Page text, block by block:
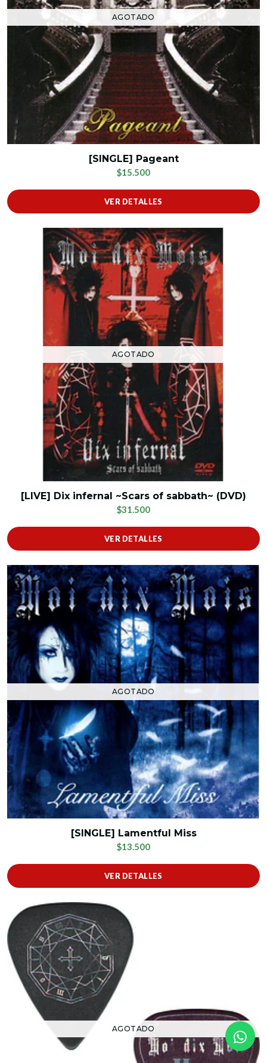
AGOTADO
[SINGLE] Pageant
$15.500
VER DETALLES
AGOTADO
[LIVE] Dix infernal ~Scars of sabbath~ (DVD)
$31.500
VER DETALLES
AGOTADO
[SINGLE] Lamentful Miss
$13.500
VER DETALLES
AGOTADO